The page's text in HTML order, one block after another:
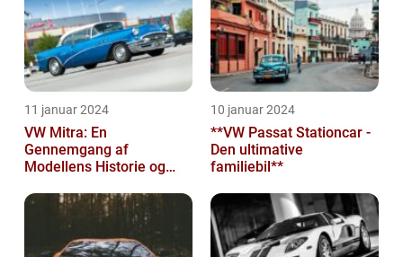
11 januar 2024
VW Mitra: En
Gennemgang af
Modellens Historie og
Bilentusiaster
10 januar 2024
**VW Passat Stationcar -
Den ultimative
familiebil**